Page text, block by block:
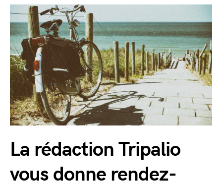
La rédaction Tripalio
vous donne rendez-